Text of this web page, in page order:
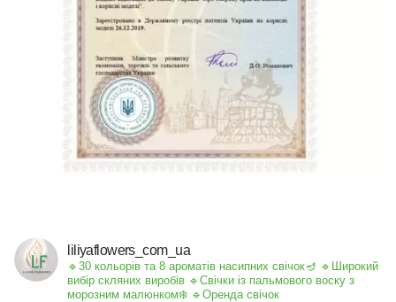
liliyaflowers_com_ua
🔹30 кольорів та 8 ароматів насипних свічок🪔 🔹Широкий
вибір скляних виробів 🔹Свічки із пальмового воску з
морозним малюнком❄️ 🔹Оренда свічок